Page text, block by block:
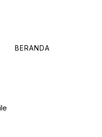
BERANDA